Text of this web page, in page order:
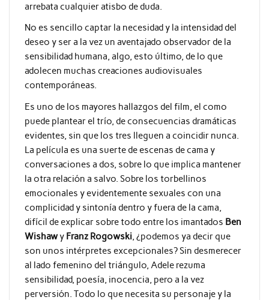
arrebata cualquier atisbo de duda.
No es sencillo captar la necesidad y la intensidad del
deseo y ser a la vez un aventajado observador de la
sensibilidad humana, algo, esto último, de lo que
adolecen muchas creaciones audiovisuales
contemporáneas.
Es uno de los mayores hallazgos del film, el como
puede plantear el trío, de consecuencias dramáticas
evidentes, sin que los tres lleguen a coincidir nunca.
La película es una suerte de escenas de cama y
conversaciones a dos, sobre lo que implica mantener
la otra relación a salvo. Sobre los torbellinos
emocionales y evidentemente sexuales con una
complicidad y sintonía dentro y fuera de la cama,
difícil de explicar sobre todo entre los imantados Ben
Wishawy Franz Rogowski, ¿podemos ya decir que
son unos intérpretes excepcionales? Sin desmerecer
al lado femenino del triángulo, Adele rezuma
sensibilidad, poesía, inocencia, pero a la vez
perversión. Todo lo que necesita su personaje y la